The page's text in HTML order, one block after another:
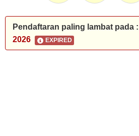
Pendaftaran paling lambat pada :
2026
EXPIRED